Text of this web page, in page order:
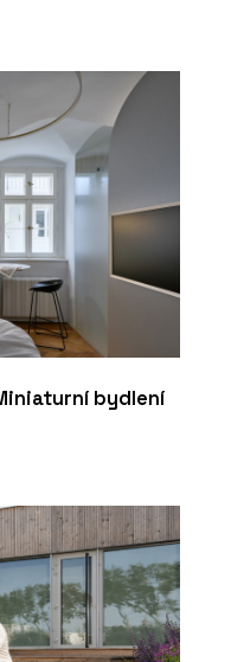
bydlení